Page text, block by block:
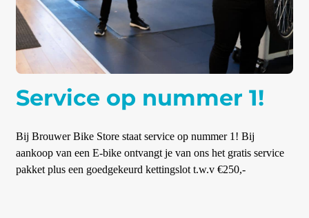
Service op nummer 1!
Bij Brouwer Bike Store staat service op nummer 1! Bij
aankoop van een E-bike ontvangt je van ons het gratis service
pakket plus een goedgekeurd kettingslot t.w.v €250,-